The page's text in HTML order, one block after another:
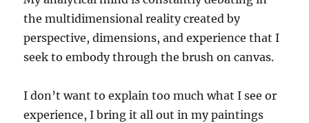
the multidimensional reality created by
perspective, dimensions, and experience that I
seek to embody through the brush on canvas.
I don’t want to explain too much what I see or
experience, I bring it all out in my paintings